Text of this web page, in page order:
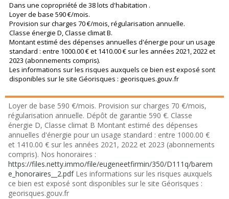
Dans une copropriété de 38 lots d'habitation .
Loyer de base 590 €/mois.
Provision sur charges 70 €/mois, régularisation annuelle.
Classe énergie D, Classe climat B.
Montant estimé des dépenses annuelles d'énergie pour un usage
standard : entre 1000.00 € et 1410.00 € sur les années 2021, 2022 et
2023 (abonnements compris).
Les informations sur les risques auxquels ce bien est exposé sont
disponibles sur le site Géorisques : georisques.gouv.fr
Loyer de base 590 €/mois. Provision sur charges 70 €/mois,
régularisation annuelle. Dépôt de garantie 590 €. Classe
énergie D, Classe climat B Montant estimé des dépenses
annuelles d'énergie pour un usage standard : entre 1000.00 €
et 1410.00 € sur les années 2021, 2022 et 2023 (abonnements
compris). Nos honoraires :
https://files.netty.immo/file/eugeneetfirmin/350/D111q/barem
e_honoraires__2.pdfLes informations sur les risques auxquels
ce bien est exposé sont disponibles sur le site Géorisques :
georisques.gouv.fr